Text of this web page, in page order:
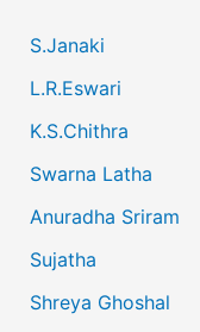
S.Janaki
L.R.Eswari
K.S.Chithra
Swarna Latha
Anuradha Sriram
Sujatha
Shreya Ghoshal